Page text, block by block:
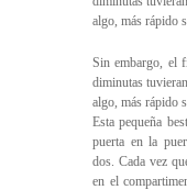
algo, más rápido
Sin embargo, el
diminutas
algo, más rápido
Esta pequeña
puerta en la
dos. Cada vez
en el